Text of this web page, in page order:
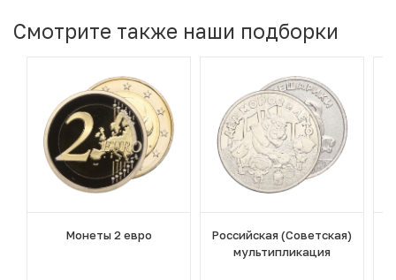
Смотрите также наши подборки
Монеты 2 евро
Российская (Советская)
мультипликация